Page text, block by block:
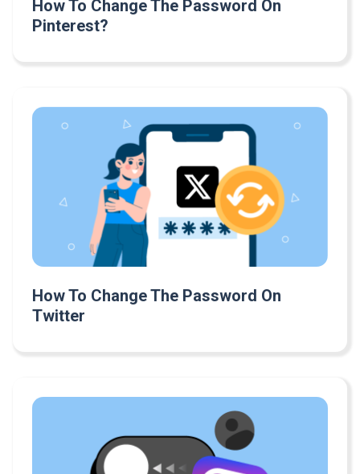
How To Change The Password On
Pinterest?
How To Change The Password On
Twitter